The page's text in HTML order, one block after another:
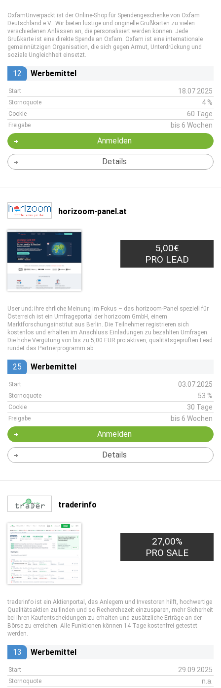
OxfamUnverpackt ist der Online-Shop für Spendengeschenke von Oxfam
Deutschland e.V.. Wir bieten lustige und originelle Grußkarten zu vielen
verschiedenen Anlässen an, die personalisiert werden können. Jede
Grußkarte ist eine direkte Spende an Oxfam. Oxfam ist eine internationale
gemeinnützigen Organisation, die sich gegen Armut, Unterdrückung und
soziale Ungleichheit einsetzt.
12 Werbemittel
Start 18.07.2025
Stornoquote 4 %
Cookie 60 Tage
Freigabe bis 6 Wochen
Anmelden
Details
horizoom-panel.at
5,00€
PRO LEAD
User und; ihre ehrliche Meinung im Fokus – das horizoom-Panel speziell für
Österreich ist ein Umfrageportal der horizoom GmbH, einem
Marktforschungsinstitut aus Berlin. Die Teilnehmer registrieren sich
kostenlos und erhalten im Anschluss Einladungen zu bezahlten Umfragen.
Die hohe Vergütung von bis zu 5,00 EUR pro aktiven, qualitätsgeprüften Lead
rundet das Partnerprogramm ab.
25 Werbemittel
Start 03.07.2025
Stornoquote 53 %
Cookie 30 Tage
Freigabe bis 6 Wochen
Anmelden
Details
traderinfo
27,00%
PRO SALE
traderinfo ist ein Aktienportal, das Anlegern und Investoren hilft, hochwertige
Qualitätsaktien zu finden und so Recherchezeit einzusparen, mehr Sicherheit
bei ihren Kaufentscheidungen zu erhalten und zusätzliche Erträge an der
Börse zu erreichen. Alle Funktionen können 14 Tage kostenfrei getestet
werden.
13 Werbemittel
Start 29.09.2025
Stornoquote n.a.